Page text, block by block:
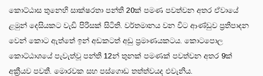
කොට්ඨාස තුනෙහි සාක්ෂරතා පන්ති 20ක් පමණ පවත්වන අතර ඒවායේ
ළමුන් දෙසියකට වැඩි පිරිසක් සිටිති. වර්තමානය වන විට ආණ්ඩුව ප්‍රතිපාදන
වෙන් කොට ඇත්තේ ඉන් අඩකටත් අඩු ප්‍රමාණයකටය. කොටපොල
කොට්ඨාශයේ පැවැත්වූ පන්ති 12න් තුනක් පමණක් පවත්වන අතර 9ක්
අක්‍රීයව පවතී. මොරවක සහ පස්ගොඩ තත්ත්වයද එවැනිය.